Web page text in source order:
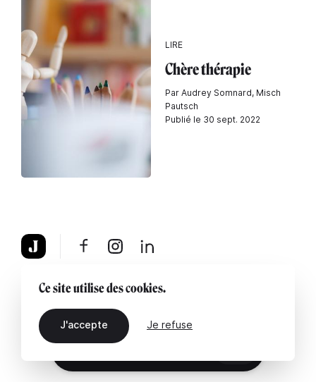
LIRE
Chère thérapie
Par Audrey Somnard, Misch
Pautsch
Publié le 30 sept. 2022
À propos Mentions légales Contactez-nous
Ce site utilise des cookies.
J'accepte Je refuse